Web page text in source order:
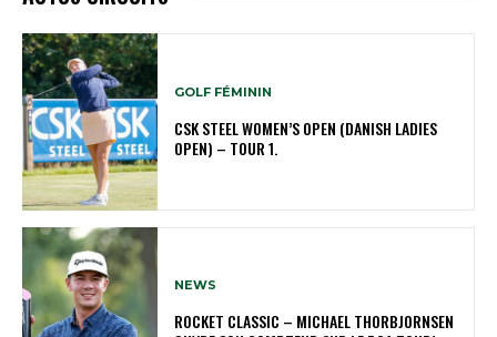
GOLF FÉMININ
CSK STEEL WOMEN’S OPEN (DANISH LADIES
OPEN) – TOUR 1.
NEWS
ROCKET CLASSIC – MICHAEL THORBJORNSEN